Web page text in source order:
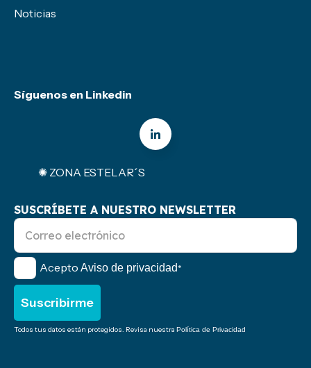
Noticias
Síguenos en Linkedin
✺ ZONA ESTELAR´S
SUSCRÍBETE A NUESTRO NEWSLETTER
Acepto Aviso de privacidad*
Todos tus datos están protegidos. Revisa nuestra Política de Privacidad